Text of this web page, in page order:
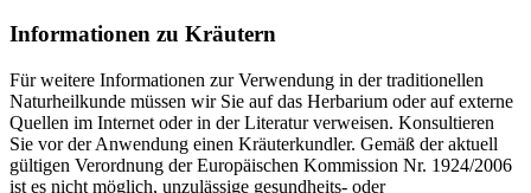
Informationen zu Kräutern
Für weitere Informationen zur Verwendung in der traditionellen
Naturheilkunde müssen wir Sie auf das Herbarium oder auf externe
Quellen im Internet oder in der Literatur verweisen. Konsultieren
Sie vor der Anwendung einen Kräuterkundler. Gemäß der aktuell
gültigen Verordnung der Europäischen Kommission Nr. 1924/2006
ist es nicht möglich, unzulässige gesundheits- oder